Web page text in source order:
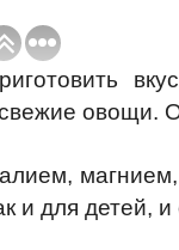
овощи.
и для детей,